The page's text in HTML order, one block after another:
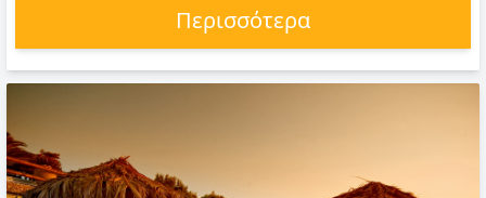
Περισσότερα